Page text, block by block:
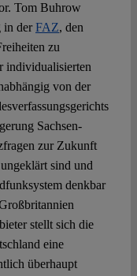
Tom Buhrow
in derFAZ, den
zu
individualisierten
von der
Sachsen-
zur Zukunft
sind und
denkbar
stellt sich die
eine
überhaupt